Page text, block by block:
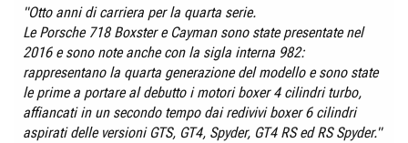
"Otto anni di carriera per la quarta serie.
Le Porsche 718 Boxster e Caymansono state presentate nel
2016 e sono note anche con la sigla interna 982:
rappresentano la quarta generazione del modello e sono state
le prime a portare al debutto i motori boxer 4 cilindri turbo,
affiancati in un secondo tempo dai redivivi boxer 6 cilindri
aspirati delle versioni GTS, GT4, Spyder, GT4 RS ed RS Spyder."